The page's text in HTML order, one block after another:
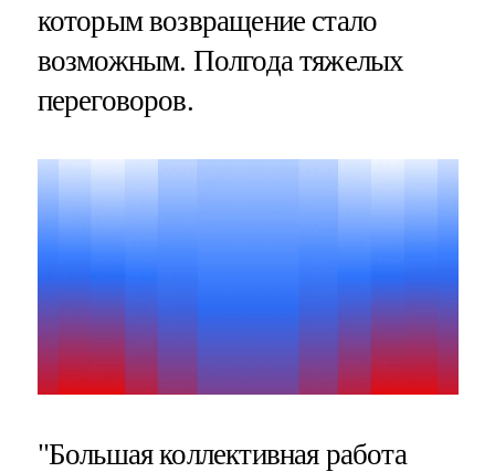
которым возвращение стало
возможным. Полгода тяжелых
переговоров.
"Большая коллективная работа